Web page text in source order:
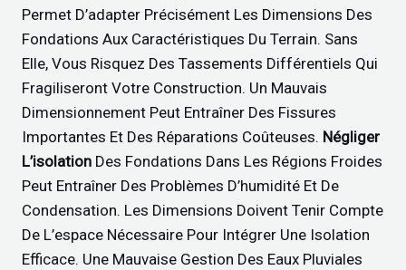
Permet D’adapter Précisément Les Dimensions Des
Fondations Aux Caractéristiques Du Terrain. Sans
Elle, Vous Risquez Des Tassements Différentiels Qui
Fragiliseront Votre Construction. Un Mauvais
Dimensionnement Peut Entraîner Des Fissures
Importantes Et Des Réparations Coûteuses. Négliger
L’isolation Des Fondations Dans Les Régions Froides
Peut Entraîner Des Problèmes D’humidité Et De
Condensation. Les Dimensions Doivent Tenir Compte
De L’espace Nécessaire Pour Intégrer Une Isolation
Efficace. Une Mauvaise Gestion Des Eaux Pluviales